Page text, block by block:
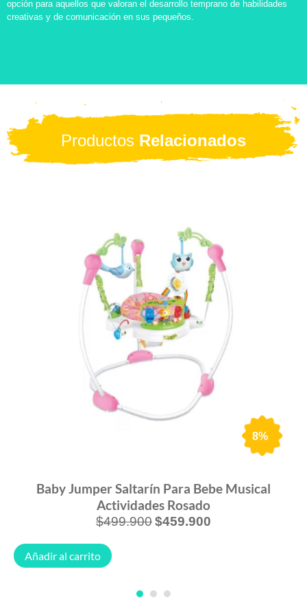
opción para aquellos que valoran el desarrollo temprano de habilidades
creativas y de comunicación en sus pequeños.
Productos Relacionados
8%
Baby Jumper Saltarín Para Bebe Musical
Actividades Rosado
499.900$459.900
Añadir al carrito